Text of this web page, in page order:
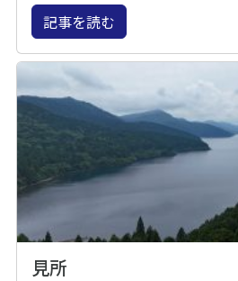
記事を読む
見所